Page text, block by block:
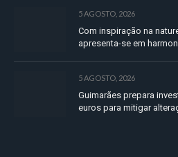
5 AGOSTO, 2026
Com inspiração na
apresenta-se em
5 AGOSTO, 2026
Guimarães prepara
euros para mitigar